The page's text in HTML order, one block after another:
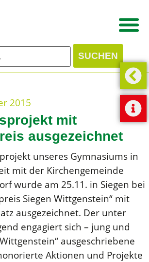
2015
mit
ausgezeichnet
unseres Gymnasiums in
mit der Kirchengemeinde
wurde am 25.11. in Siegen bei
Siegen Wittgenstein“ mit
ausgezeichnet. Der unter
engagiert sich – jung und
ausgeschriebene
Aktionen und Projekte